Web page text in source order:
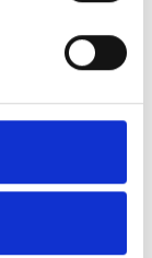
om våra
oss direkt: